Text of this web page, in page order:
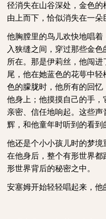
径消失在山谷深处，金色
由上而下，恰似消失在一朵
他胸膛里的鸟儿欢快地唱
入狭缝之间，穿过那些金
所在。那是伊莉丝，他闯
尾，他在她蓝色的花萼中
色的朦胧时，他所有的回
他身上；他摸摸自己的手
亲密、信任地响起。这些
辉，和他童年时听到的看到
他还是个小小孩儿时的梦境
在他身后，整个有形世界
形世界背后的秘密之中。
安塞姆开始轻轻唱起来，他